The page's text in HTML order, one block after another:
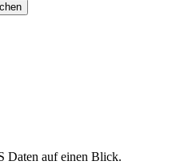
Daten auf einen Blick.